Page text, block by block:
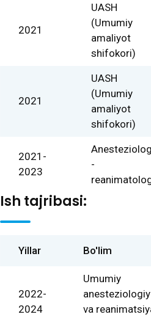
2021
UASH
(Umumiy
amaliyot
shifokori)
2021
UASH
(Umumiy
amaliyot
shifokori)
2021-
2023
-
Ish tajribasi:
Yillar Bo'lim
2022-
2024
Umumiy
va